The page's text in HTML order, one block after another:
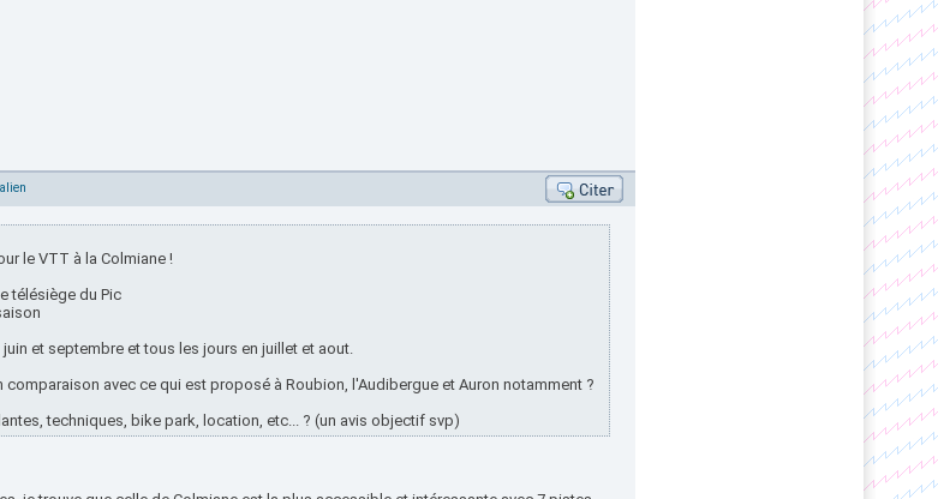
le VTT à la Colmiane !
télésiège du Pic
et septembre et tous les jours en juillet et aout.
comparaison avec ce qui est proposé à Roubion, l'Audibergue et Auron notamment ?
techniques, bike park, location, etc... ? (un avis objectif svp)